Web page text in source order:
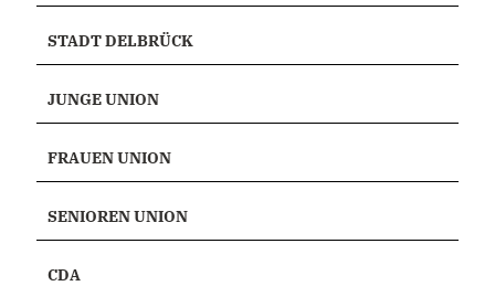
STADT DELBRÜCK
JUNGE UNION
FRAUEN UNION
SENIOREN UNION
CDA